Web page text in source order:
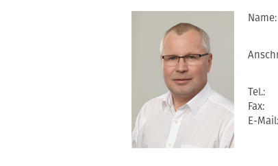
Name:
Tel.:
Fax:
E-Mail: